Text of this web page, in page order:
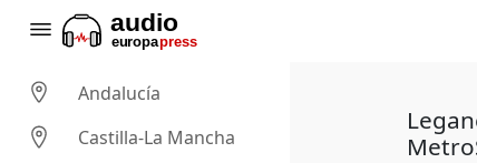
Andalucía
Castilla-La Mancha